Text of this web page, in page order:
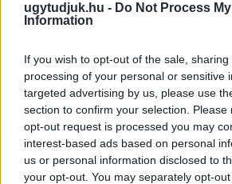
ugytudjuk.hu - Do Not Process
Information
If you wish to opt-out of the sale,
processing of your personal or sensitive
targeted advertising by us, please use
section to confirm your selection.
opt-out request is processed you may
interest-based ads based on personal
us or personal information disclosed to
your opt-out. You may separately opt-
Ahogy tavaszodik és a nap egyre tovább
támad kedve kirándulni a természetbe.